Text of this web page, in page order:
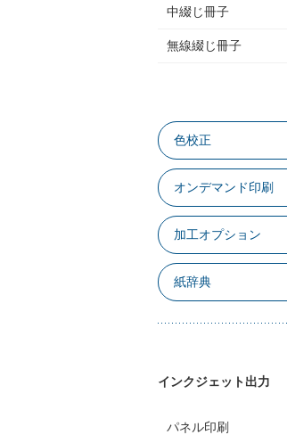
中綴じ冊子
無線綴じ冊子
色校正
オンデマンド印刷
加工オプション
紙辞典
インクジェット出力
パネル印刷